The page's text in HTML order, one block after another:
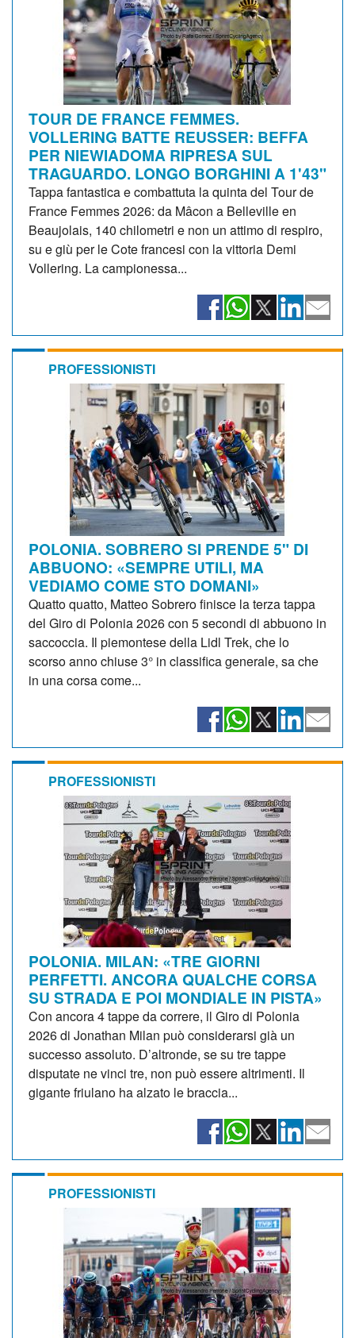
TOUR DE FRANCE FEMMES.
VOLLERING BATTE REUSSER: BEFFA
PER NIEWIADOMA RIPRESA SUL
TRAGUARDO. LONGO BORGHINI A 1'43"
Tappa fantastica e combattuta la quinta del Tour de
France Femmes 2026: da Mâcon a Belleville en
Beaujolais, 140 chilometri e non un attimo di respiro,
su e giù per le Cote francesi con la vittoria Demi
Vollering. La campionessa...
PROFESSIONISTI
POLONIA. SOBRERO SI PRENDE 5" DI
ABBUONO: «SEMPRE UTILI, MA
VEDIAMO COME STO DOMANI»
Quatto quatto, Matteo Sobrero finisce la terza tappa
del Giro di Polonia 2026 con 5 secondi di abbuono in
saccoccia. Il piemontese della Lidl Trek, che lo
scorso anno chiuse 3° in classifica generale, sa che
in una corsa come...
PROFESSIONISTI
POLONIA. MILAN: «TRE GIORNI
PERFETTI. ANCORA QUALCHE CORSA
SU STRADA E POI MONDIALE IN PISTA»
Con ancora 4 tappe da correre, il Giro di Polonia
2026 di Jonathan Milan può considerarsi già un
successo assoluto. D’altronde, se su tre tappe
disputate ne vinci tre, non può essere altrimenti. Il
gigante friulano ha alzato le braccia...
PROFESSIONISTI